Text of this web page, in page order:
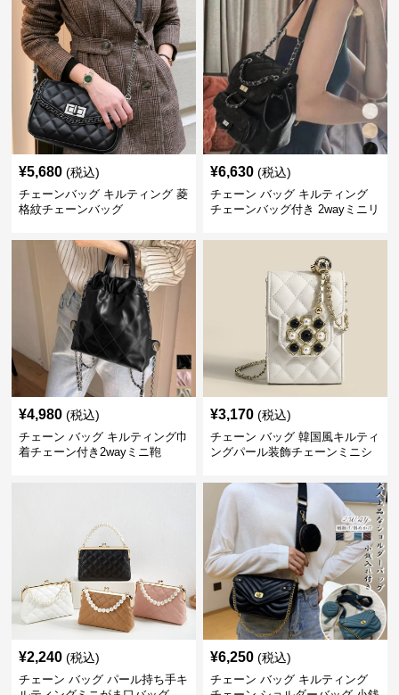
¥5,680 (税込)
チェーンバッグ キルティング 菱
格紋チェーンバッグ
¥6,630 (税込)
チェーン バッグ キルティング
チェーンバッグ付き 2wayミニリ
¥4,980 (税込)
チェーン バッグ キルティング巾
着チェーン付き2wayミニ鞄
¥3,170 (税込)
チェーン バッグ 韓国風キルティ
ングパール装飾チェーンミニシ
¥2,240 (税込)
チェーン バッグ パール持ち手キ
¥6,250 (税込)
チェーン バッグ キルティング